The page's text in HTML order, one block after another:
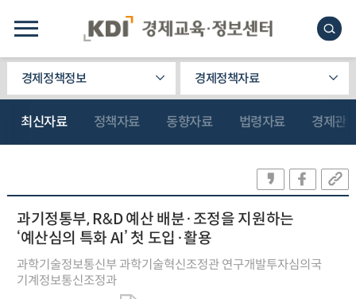
경제정책정보 경제정책자료
최신자료 정책자료 동향자료 법령자료 경제관
과기정통부, R&D 예산 배분·조정을 지원하는
‘예산심의 특화 AI’ 첫 도입·활용
과학기술정보통신부 과학기술혁신조정관 연구개발투자심의국
기계정보통신조정과